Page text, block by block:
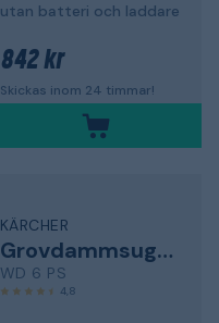
utan batteri och laddare
842 kr
Skickas inom 24 timmar!
KÄRCHER
Grovdammsugare
WD 6 PS
4,8